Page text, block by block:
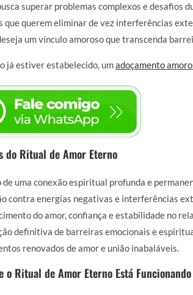
superar problemas complexos e desafios
que querem eliminar de vez interferências
um vínculo amoroso que transcenda
já estiver estabelecido, umadoçamento
do Ritual de Amor Eterno
de uma conexão espiritual profunda e
contra energias negativas e interferências
do amor, confiança e estabilidade no
definitiva de barreiras emocionais e
renovados de amor e união inabaláveis.
o Ritual de Amor Eterno Está Funcionando